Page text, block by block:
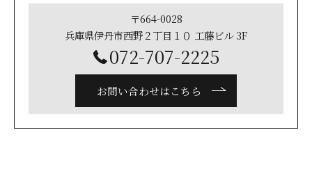
〒664-0028
兵庫県伊丹市西野２丁目１０ 工藤ビル 3F
072-707-2225
お問い合わせはこちら